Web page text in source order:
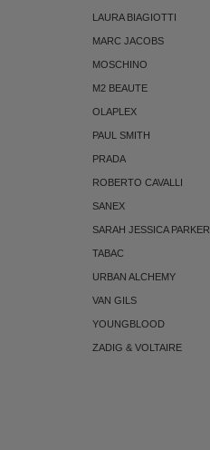
LAURA BIAGIOTTI
MARC JACOBS
MOSCHINO
M2 BEAUTE
OLAPLEX
PAUL SMITH
PRADA
ROBERTO CAVALLI
SANEX
SARAH JESSICA PARKER
TABAC
URBAN ALCHEMY
VAN GILS
YOUNGBLOOD
ZADIG & VOLTAIRE